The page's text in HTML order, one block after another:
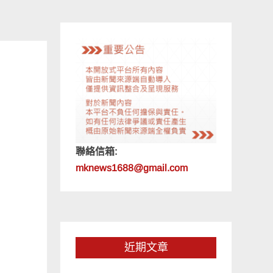
聯絡信箱:
mknews1688@gmail.com
近期文章